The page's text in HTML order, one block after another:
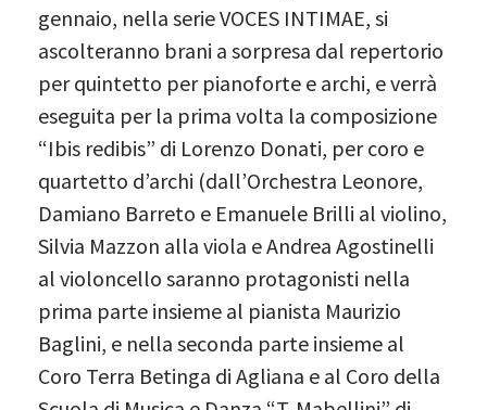
gennaio, nella serie VOCES INTIMAE, si
ascolteranno brani a sorpresa dal repertorio
per quintetto per pianoforte e archi, e verrà
eseguita per la prima volta la composizione
“Ibis redibis” di Lorenzo Donati, per coro e
quartetto d’archi (dall’Orchestra Leonore,
Damiano Barreto e Emanuele Brilli al violino,
Silvia Mazzon alla viola e Andrea Agostinelli
al violoncello saranno protagonisti nella
prima parte insieme al pianista Maurizio
Baglini, e nella seconda parte insieme al
Coro Terra Betinga di Agliana e al Coro della